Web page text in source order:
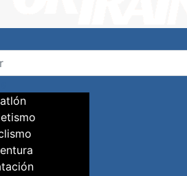
técnica del
es una web y